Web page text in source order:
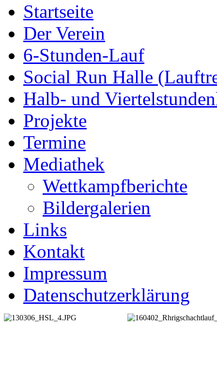
Startseite
Der Verein
6-Stunden-Lauf
Social Run Halle
Halb- und
Projekte
Termine
Mediathek
Wettkampfberichte
Bildergalerien
Links
Kontakt
Impressum
Datenschutzerklärung